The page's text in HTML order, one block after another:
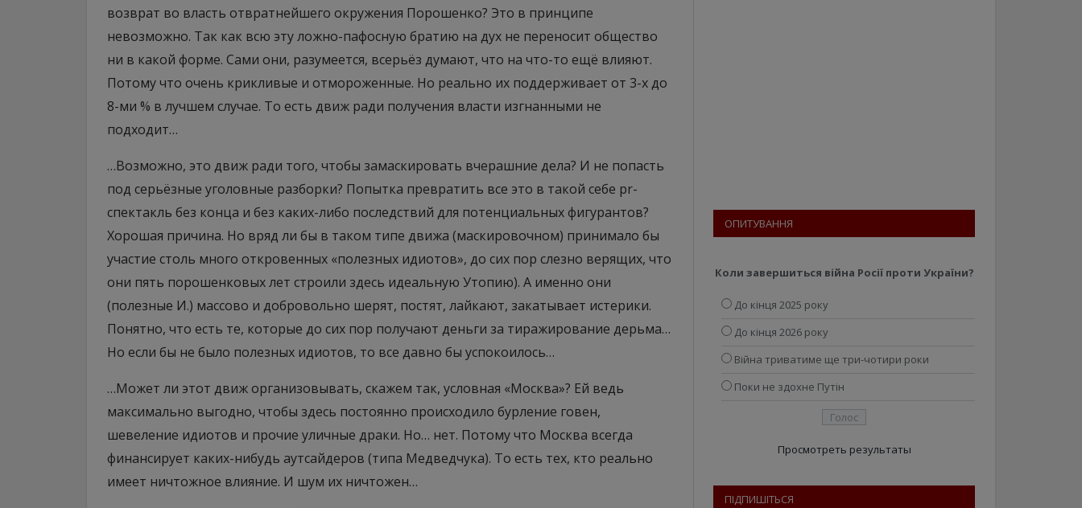
возврат во власть отвратнейшего окружения Порошенко? Это в принципе
невозможно. Так как всю эту ложно-пафосную братию на дух не переносит общество
ни в какой форме. Сами они, разумеется, всерьёз думают, что на что-то ещё влияют.
Потому что очень крикливые и отмороженные. Но реально их поддерживает от 3-х до
8-ми % в лучшем случае. То есть движ ради получения власти изгнанными не
подходит…
…Возможно, это движ ради того, чтобы замаскировать вчерашние дела? И не попасть
под серьёзные уголовные разборки? Попытка превратить все это в такой себе pr-
спектакль без конца и без каких-либо последствий для потенциальных фигурантов?
Хорошая причина. Но вряд ли бы в таком типе движа (маскировочном) принимало бы
участие столь много откровенных «полезных идиотов», до сих пор слезно верящих, что
они пять порошенковых лет строили здесь идеальную Утопию). А именно они
(полезные И.) массово и добровольно шерят, постят, лайкают, закатывает истерики.
Понятно, что есть те, которые до сих пор получают деньги за тиражирование дерьма…
Но если бы не было полезных идиотов, то все давно бы успокоилось…
…Может ли этот движ организовывать, скажем так, условная «Москва»? Ей ведь
максимально выгодно, чтобы здесь постоянно происходило бурление говен,
шевеление идиотов и прочие уличные драки. Но… нет. Потому что Москва всегда
финансирует каких-нибудь аутсайдеров (типа Медведчука). То есть тех, кто реально
имеет ничтожное влияние. И шум их ничтожен…
ОПИТУВАННЯ
Коли завершиться війна Росії проти України?
До кінця 2025 року
До кінця 2026 року
Війна триватиме ще три-чотири роки
Поки не здохне Путін
Просмотреть результаты
ПІДПИШІТЬСЯ